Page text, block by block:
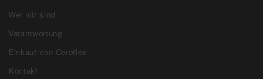
Wer wir sind
Verantwortung
Einkauf von Coroflex
Kontakt